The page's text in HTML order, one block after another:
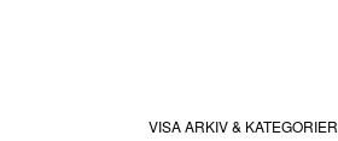
VISA ARKIV & KATEGORIER